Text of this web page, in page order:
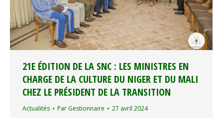
21E ÉDITION DE LA SNC : LES MINISTRES EN
CHARGE DE LA CULTURE DU NIGER ET DU MALI
CHEZ LE PRÉSIDENT DE LA TRANSITION
Actualités Par Gestionnaire 27 avril 2024